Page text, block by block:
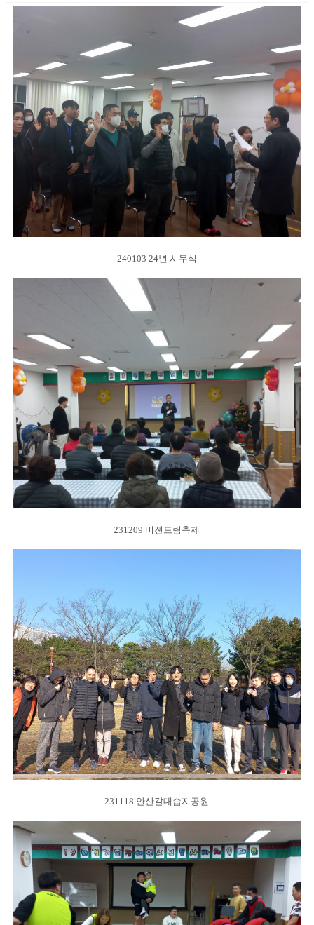
240103 24년 시무식
231209 비젼드림축제
231118 안산갈대습지공원